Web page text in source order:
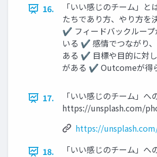
16.
「いい感じのチーム」
たちであり方、やり方を
✔ フィードバックループ
いる ✔ 感情でつながり
ある ✔ 目標や目的に対
がある ✔ Outcomeが得
17.
「いい感じのチーム」へ
https://unsplash.com/
https://
18.
「いい感じのチーム」へ